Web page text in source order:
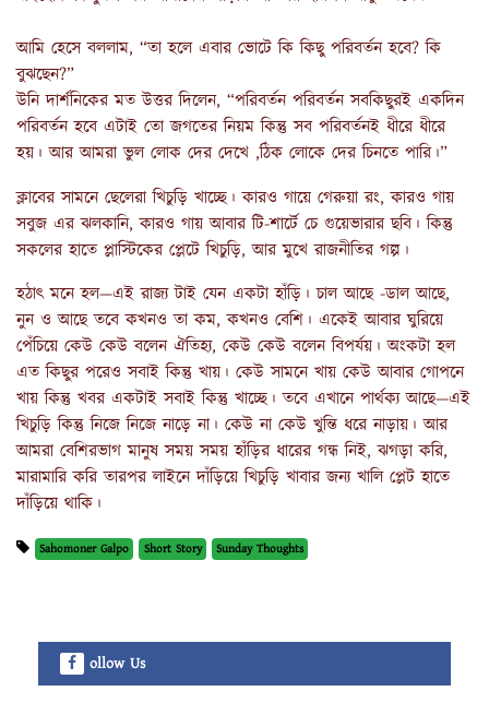
আমি হেসে বললাম, “তা হলে এবার ভোটে কি কিছু পরিবর্তন হবে? কি
বুঝছেন?”
উনি দার্শনিকের মত উত্তর দিলেন, “পরিবর্তন পরিবর্তন সবকিছুরই একদিন
পরিবর্তন হবে এটাই তো জগতের নিয়ম কিন্তু সব পরিবর্তনই ধীরে ধীরে
হয়। আর আমরা ভুল লোক দের দেখে ,ঠিক লোকে দের চিনতে পারি।”
ক্লাবের সামনে ছেলেরা খিচুড়ি খাচ্ছে। কারও গায়ে গেরুয়া রং, কারও গায়
সবুজ এর ঝলকানি, কারও গায় আবার টি-শার্টে চে গুয়েভারার ছবি। কিন্তু
সকলের হাতে প্লাস্টিকের প্লেটে খিচুড়ি, আর মুখে রাজনীতির গল্প।
হঠাৎ মনে হল—এই রাজ্য টাই যেন একটা হাঁড়ি। চাল আছে -ডাল আছে,
নুন ও আছে তবে কখনও তা কম, কখনও বেশি। একেই আবার ঘুরিয়ে
পেঁচিয়ে কেউ কেউ বলেন ঐতিহ্য, কেউ কেউ বলেন বিপর্যয়। অংকটা হল
এত কিছুর পরেও সবাই কিন্তু খায়। কেউ সামনে খায় কেউ আবার গোপনে
খায় কিন্তু খবর একটাই সবাই কিন্তু খাচ্ছে। তবে এখানে পার্থক্য আছে—এই
খিচুড়ি কিন্তু নিজে নিজে নাড়ে না। কেউ না কেউ খুন্তি ধরে নাড়ায়। আর
আমরা বেশিরভাগ মানুষ সময় সময় হাঁড়ির ধারের গন্ধ নিই, ঝগড়া করি,
মারামারি করি তারপর লাইনে দাঁড়িয়ে খিচুড়ি খাবার জন্য খালি প্লেট হাতে
দাঁড়িয়ে থাকি।
Sahomoner Galpo Short Story Sunday Thoughts
ollow Us